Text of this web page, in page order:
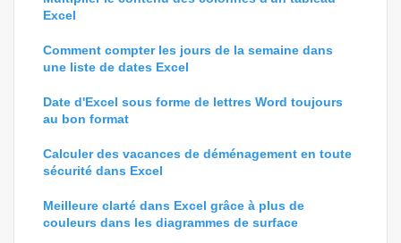
Excel
Comment compter les jours de la semaine dans
une liste de dates Excel
Date d'Excel sous forme de lettres Word toujours
au bon format
Calculer des vacances de déménagement en toute
sécurité dans Excel
Meilleure clarté dans Excel grâce à plus de
couleurs dans les diagrammes de surface